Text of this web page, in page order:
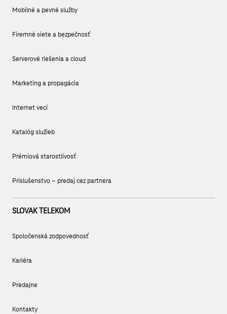
Mobilné a pevné služby
Firemné siete a bezpečnosť
Serverové riešenia a cloud
Marketing a propagácia
Internet vecí
Katalóg služieb
Prémiová starostlivosť
Príslušenstvo – predaj cez partnera
SLOVAK TELEKOM
Spoločenská zodpovednosť
Kariéra
Predajne
Kontakty